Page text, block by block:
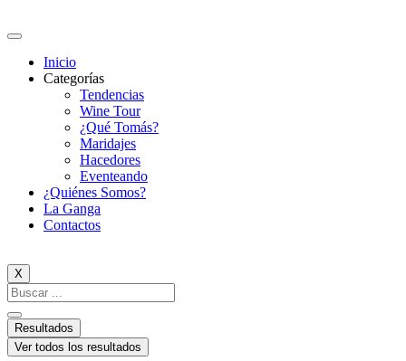
al
Inicio
Categorías
Tendencias
Wine Tour
¿Qué Tomás?
Maridajes
Hacedores
Eventeando
¿Quiénes Somos?
La Ganga
Contactos
X
Search
...
Resultados
Ver todos los resultados